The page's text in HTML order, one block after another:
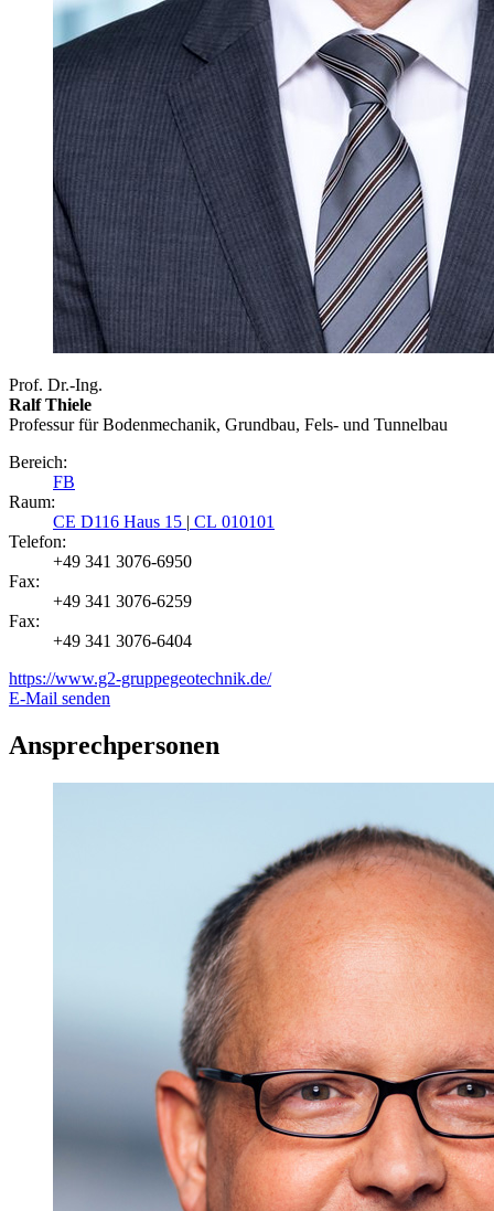
Prof. Dr.-Ing.
Ralf Thiele
Professur für Bodenmechanik, Grundbau, Fels- und Tunnelbau
Bereich:
FB
Raum:
CE D116 Haus 15 | CL 010101
Telefon:
+49 341 3076-6950
Fax:
+49 341 3076-6259
Fax:
+49 341 3076-6404
https://www.g2-gruppegeotechnik.de/
E-Mail senden
Ansprechpersonen